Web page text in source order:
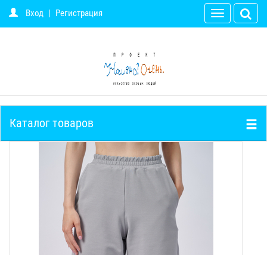
Вход | Регистрация
Toggle
navigation
Каталог товаров